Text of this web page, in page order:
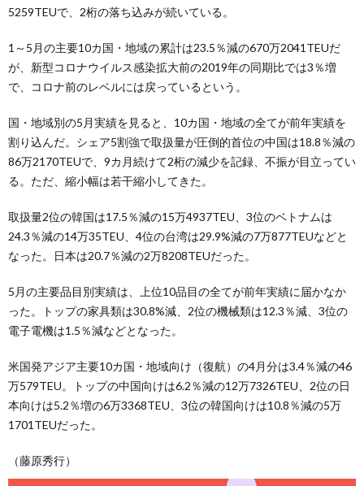
5259TEUで、2桁の落ち込みが続いている。
1～5月の主要10カ国・地域の累計は23.5％減の670万2041TEUだ
が、新型コロナウイルス感染拡大前の2019年の同期比では3％増
で、コロナ前のレベルには戻っているという。
国・地域別の5月実績を見ると、10カ国・地域の全てが前年実績を
割り込んだ。シェア5割強で取扱量が圧倒的首位の中国は18.8％減の
86万2170TEUで、9カ月続けて2桁の減少を記録、不振が目立ってい
る。ただ、縮小幅は若干縮小してきた。
取扱量2位の韓国は17.5％減の15万4937TEU、3位のベトナムは
24.3％減の14万35TEU、4位の台湾は29.9%減の7万877TEUなどと
なった。日本は20.7％減の2万8208TEUだった。
5月の主要品目別実績は、上位10品目の全てが前年実績に届かなか
った。トップの家具類は30.8%減、2位の機械類は12.3％減、3位の
電子電機は1.5％減などとなった。
米国発アジア主要10カ国・地域向け（復航）の4月分は3.4％減の46
万579TEU。トップの中国向けは6.2％減の12万7326TEU、2位の日
本向けは5.2％増の6万3368TEU、3位の韓国向けは10.8％減の5万
1701TEUだった。
（藤原秀行）